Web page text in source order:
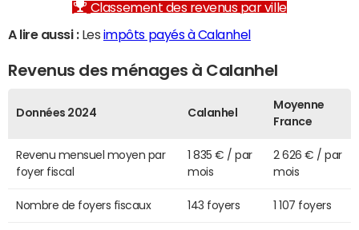
Classement des revenus par ville
A lire aussi :Les impôts payés à Calanhel
Revenus des ménages à Calanhel
Données 2024 Calanhel
Moyenne
France
Revenu mensuel moyen par
foyer fiscal
1 835 € / par
mois
2 626 € / par
mois
Nombre de foyers fiscaux 143 foyers 1 107 foyers